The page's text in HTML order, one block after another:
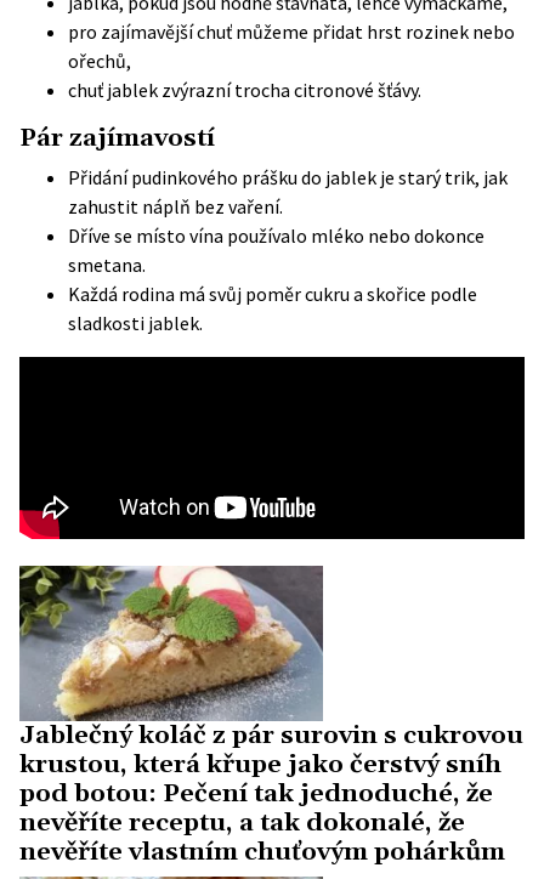
pro zajímavější chuť můžeme přidat hrst rozinek nebo
ořechů,
chuť jablek zvýrazní trocha citronové šťávy.
Pár zajímavostí
Přidání pudinkového prášku do jablek je starý trik, jak
zahustit náplň bez vaření.
Dříve se místo vína používalo mléko nebo dokonce
smetana.
Každá rodina má svůj poměr cukru a skořice podle
sladkosti jablek.
Jablečný koláč z pár surovin s cukrovou
krustou, která křupe jako čerstvý sníh
pod botou: Pečení tak jednoduché, že
nevěříte receptu, a tak dokonalé, že
nevěříte vlastním chuťovým pohárkům